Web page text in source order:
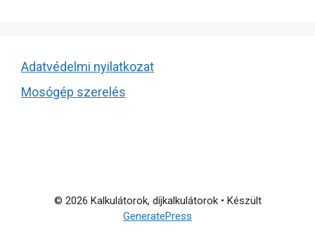
Adatvédelmi nyilatkozat
Mosógép szerelés
© 2026 Kalkulátorok, díjkalkulátorok• Készült
GeneratePress